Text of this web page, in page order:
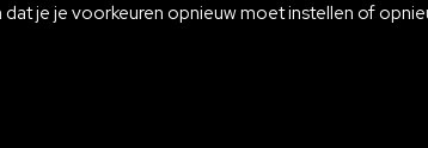
dat je je voorkeuren opnieuw moet instellen of